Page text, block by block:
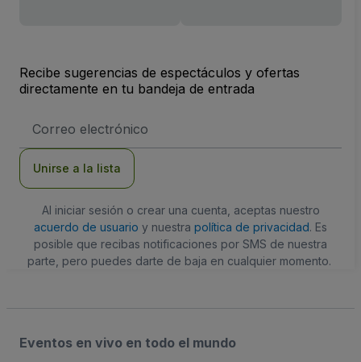
Recibe sugerencias de espectáculos y ofertas
directamente en tu bandeja de entrada
de
Unirse a la lista
Al iniciar sesión o crear una cuenta, aceptas nuestro
acuerdo de usuario y nuestra política de privacidad. Es
posible que recibas notificaciones por SMS de nuestra
parte, pero puedes darte de baja en cualquier momento.
Eventos en vivo en todo el mundo